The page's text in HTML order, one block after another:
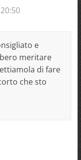
e
meritare
di fare
che sto